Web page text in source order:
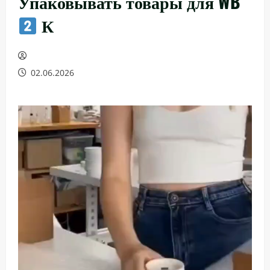
К
02.06.2026